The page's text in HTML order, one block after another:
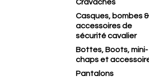
Cravaches
Casques, bombes &
accessoires de
sécurité cavalier
Bottes, Boots, mini-
chaps et
Pantalons